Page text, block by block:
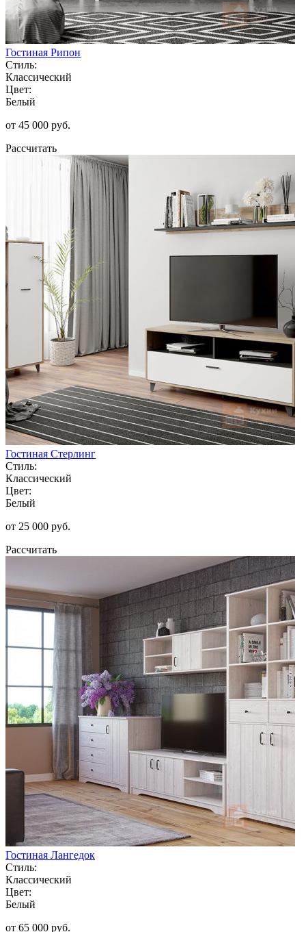
Гостиная Рипон
Стиль:
Классический
Цвет:
Белый
от 45 000 руб.
Рассчитать
Гостиная Стерлинг
Стиль:
Классический
Цвет:
Белый
от 25 000 руб.
Рассчитать
Гостиная Лангедок
Стиль:
Классический
Цвет:
Белый
от 65 000 руб.